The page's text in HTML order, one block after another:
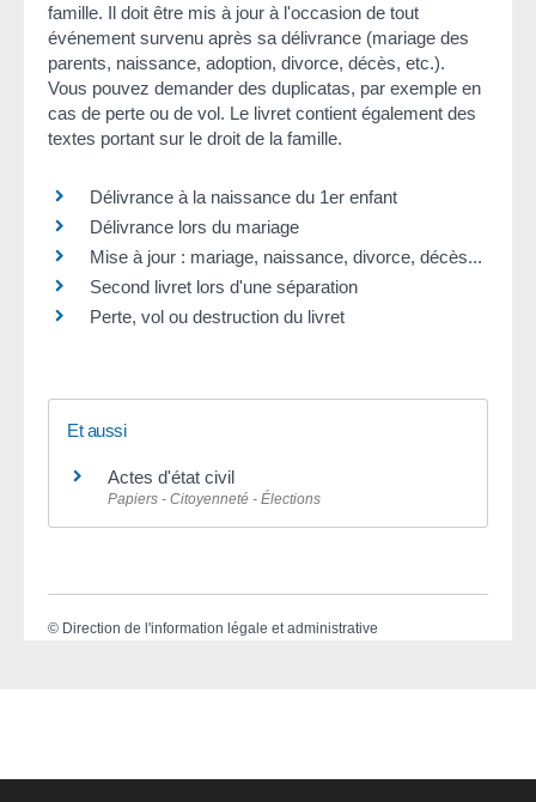
famille. Il doit être mis à jour à l'occasion de tout
événement survenu après sa délivrance (mariage des
parents, naissance, adoption, divorce, décès, etc.).
Vous pouvez demander des duplicatas, par exemple en
cas de perte ou de vol. Le livret contient également des
textes portant sur le droit de la famille.
Délivrance à la naissance du 1er enfant
Délivrance lors du mariage
Mise à jour : mariage, naissance, divorce, décès...
Second livret lors d'une séparation
Perte, vol ou destruction du livret
Et aussi
Actes d'état civil
Papiers - Citoyenneté - Élections
© Direction de l'information légale et administrative